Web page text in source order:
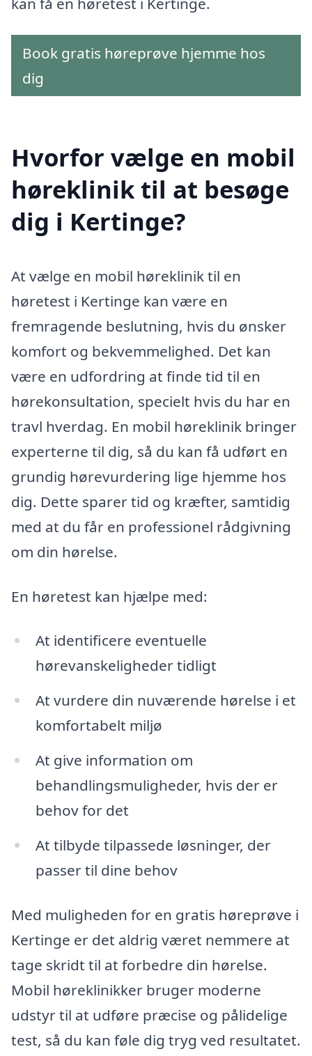
Book gratis høreprøve hjemme hos
dig
Hvorfor vælge en mobil
høreklinik til at besøge
dig i Kertinge?
At vælge en mobil høreklinik til en
høretest i Kertinge kan være en
fremragende beslutning, hvis du ønsker
komfort og bekvemmelighed. Det kan
være en udfordring at finde tid til en
hørekonsultation, specielt hvis du har en
travl hverdag. En mobil høreklinik bringer
experterne til dig, så du kan få udført en
grundig hørevurdering lige hjemme hos
dig. Dette sparer tid og kræfter, samtidig
med at du får en professionel rådgivning
om din hørelse.
En høretest kan hjælpe med:
At identificere eventuelle
hørevanskeligheder tidligt
At vurdere din nuværende hørelse i et
komfortabelt miljø
At give information om
behandlingsmuligheder, hvis der er
behov for det
At tilbyde tilpassede løsninger, der
passer til dine behov
Med muligheden for en gratis høreprøve i
Kertinge er det aldrig været nemmere at
tage skridt til at forbedre din hørelse.
Mobil høreklinikker bruger moderne
udstyr til at udføre præcise og pålidelige
test, så du kan føle dig tryg ved resultatet.